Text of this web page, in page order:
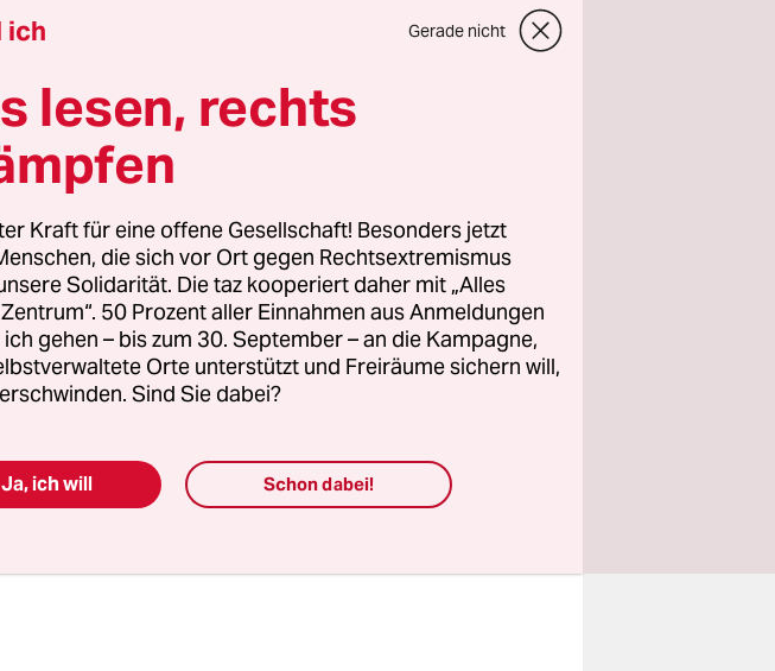
schimpft. Nur
denen da gewesen. „Ich war
vom Landesjugendamt war
Gutachter“, ruft Mike
keine Fixierungen tagelang“,
der gezeigt wurde“,
Marcel.
ich Gerade nicht
lesen, rechts
Kraft für eine offene Gesellschaft! Besonders jetzt
die sich vor Ort gegen Rechtsextremismus
Solidarität. Die taz kooperiert daher mit „Alles
50 Prozent aller Einnahmen aus Anmeldungen
ich gehen – bis zum 30. September – an die Kampagne,
Orte unterstützt und Freiräume sichern will,
Sind Sie dabei?
Ja, ich will Schon dabei!